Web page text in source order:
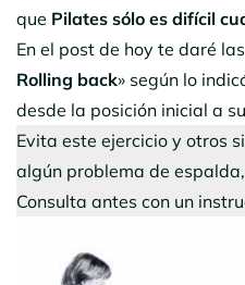
que Pilates sólo es difícil
En el post de hoy te daré
Rolling back» según lo
desde la posición inicial a
Evita este ejercicio y otros
algún problema de
Consulta antes con un